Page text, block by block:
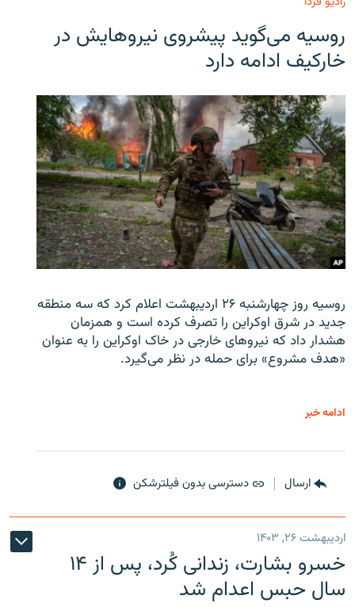
روسیه می‌گوید پیشروی نیروهایش در
خارکیف ادامه دارد
روسیه روز چهارشنبه ۲۶ اردیبهشت اعلام کرد که سه منطقه
جدید در شرق اوکراین را تصرف کرده است و همزمان
هشدار داد که نیروهای خارجی در خاک اوکراین را به عنوان
«هدف مشروع» برای حمله در نظر می‌گیرد.
ادامه خبر
ارسال دسترسی بدون فیلترشکن
اردیبهشت ۲۶, ۱۴۰۳
خسرو بشارت، زندانی کُرد، پس از ۱۴
سال حبس اعدام شد